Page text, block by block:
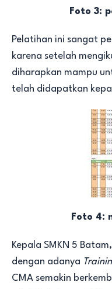
Foto 3:
Pelatihan ini sangat
karena setelah
diharapkan mampu
telah didapatkan
Foto 4:
Kepala SMKN 5
dengan adanya
CMA semakin